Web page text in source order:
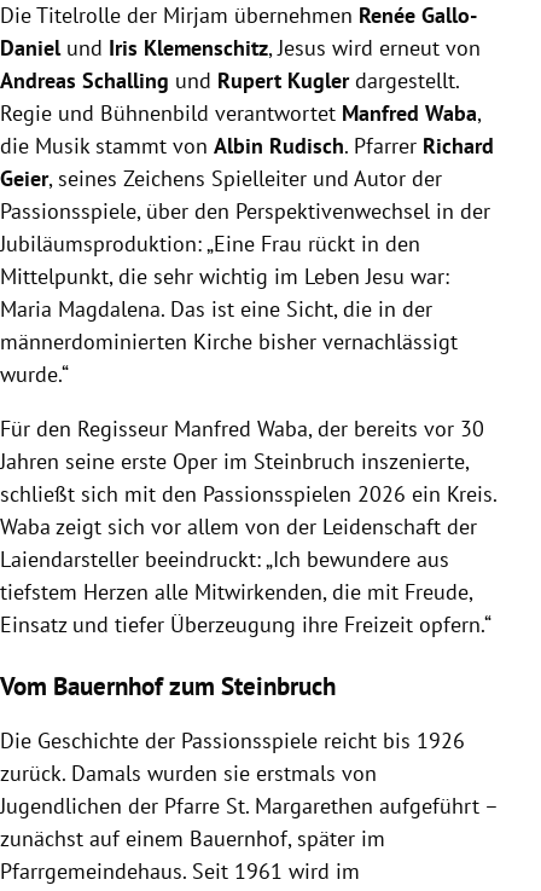
Die Titelrolle der Mirjam übernehmen Renée Gallo-
Danielund Iris Klemenschitz, Jesus wird erneut von
Andreas Schalling und Rupert Kuglerdargestellt.
Regie und Bühnenbild verantwortet Manfred Waba,
die Musik stammt von Albin Rudisch. Pfarrer Richard
Geier, seines Zeichens Spielleiter und Autor der
Passionsspiele, über den Perspektivenwechsel in der
Jubiläumsproduktion: „Eine Frau rückt in den
Mittelpunkt, die sehr wichtig im Leben Jesu war:
Maria Magdalena. Das ist eine Sicht, die in der
männerdominierten Kirche bisher vernachlässigt
wurde.“
Für den Regisseur Manfred Waba, der bereits vor 30
Jahren seine erste Oper im Steinbruch inszenierte,
schließt sich mit den Passionsspielen 2026 ein Kreis.
Waba zeigt sich vor allem von der Leidenschaft der
Laiendarsteller beeindruckt: „Ich bewundere aus
tiefstem Herzen alle Mitwirkenden, die mit Freude,
Einsatz und tiefer Überzeugung ihre Freizeit opfern.“
Vom Bauernhof zum Steinbruch
Die Geschichte der Passionsspiele reicht bis 1926
zurück. Damals wurden sie erstmals von
Jugendlichen der Pfarre St. Margarethen aufgeführt –
zunächst auf einem Bauernhof, später im
Pfarrgemeindehaus. Seit 1961 wird im